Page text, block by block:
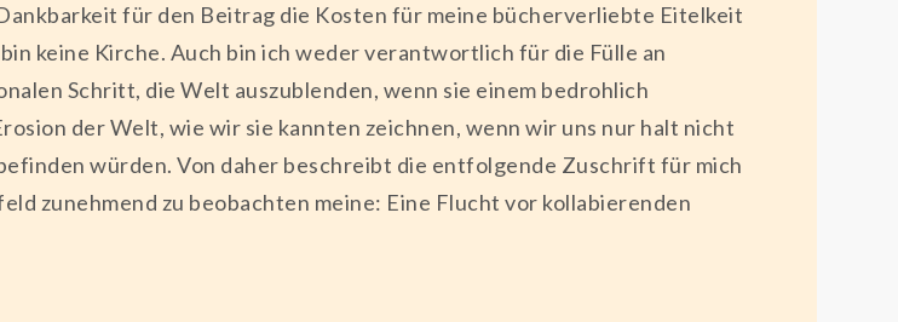
für den Beitrag die Kosten für meine bücherverliebte Eitelkeit
keine Kirche. Auch bin ich weder verantwortlich für die Fülle an
Schritt, die Welt auszublenden, wenn sie einem bedrohlich
der Welt, wie wir sie kannten zeichnen, wenn wir uns nur halt nicht
würden. Von daher beschreibt die entfolgende Zuschrift für mich
zunehmend zu beobachten meine: Eine Flucht vor kollabierenden